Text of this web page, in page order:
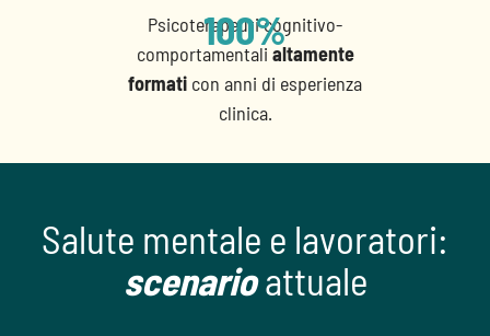
100%
Psicoterapeuti cognitivo-
comportamentali altamente
formati con anni di esperienza
clinica.
Salute mentale e lavoratori:
scenarioattuale